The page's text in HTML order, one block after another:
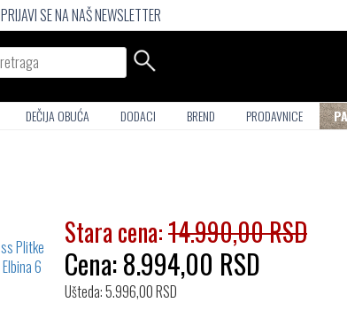
PRIJAVI SE NA NAŠ NEWSLETTER
DEČIJA OBUĆA DODACI BREND PRODAVNICE
Stara cena:14.990,00 RSD
Cena:8.994,00 RSD
Ušteda: 5.996,00 RSD